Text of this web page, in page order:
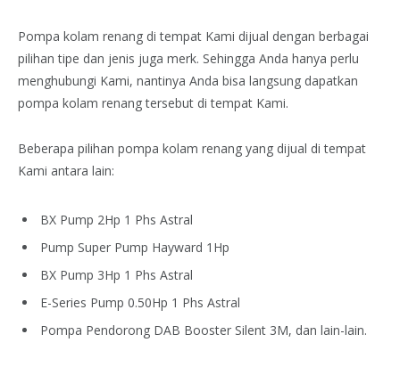
Pompa kolam renang di tempat Kami dijual dengan berbagai
pilihan tipe dan jenis juga merk. Sehingga Anda hanya perlu
menghubungi Kami, nantinya Anda bisa langsung dapatkan
pompa kolam renang tersebut di tempat Kami.
Beberapa pilihan pompa kolam renang yang dijual di tempat
Kami antara lain:
BX Pump 2Hp 1 Phs Astral
Pump Super Pump Hayward 1Hp
BX Pump 3Hp 1 Phs Astral
E-Series Pump 0.50Hp 1 Phs Astral
Pompa Pendorong DAB Booster Silent 3M, dan lain-lain.